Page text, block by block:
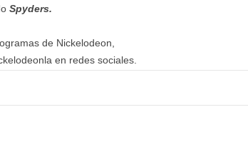
Spyders.
de Nickelodeon,
en redes sociales.